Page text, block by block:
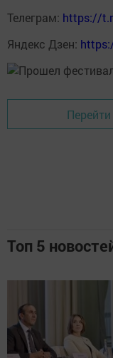
Телеграм: https://
Яндекс Дзен:
Топ 5